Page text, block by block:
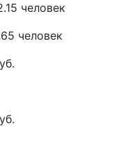
человек
человек